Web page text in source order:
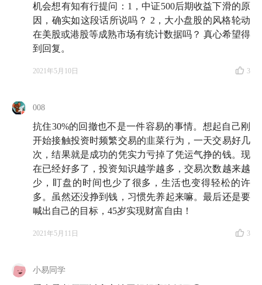
机会想有知有行提问：1，中证500后期收益下滑的原
因，确实如这段话所说吗？ 2，大小盘股的风格轮动
在美股或港股等成熟市场有统计数据吗？ 真心希望得
到回复。
2021年5月10日 3
008
抗住30%的回撤也不是一件容易的事情。想起自己刚
开始接触投资时频繁交易的韭菜行为，一天交易好几
次，结果就是成功的凭实力亏掉了凭运气挣的钱。现
在已经好多了，投资知识越学越多，交易次数越来越
少，盯盘的时间也少了很多，生活也变得轻松的许
多。虽然还没挣到钱，习惯先养起来嘛。最后还是要
喊出自己的目标，45岁实现财富自由！
2021年5月11日 3
小易同学